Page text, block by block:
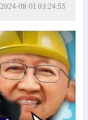
2024-08-01 03:24:55